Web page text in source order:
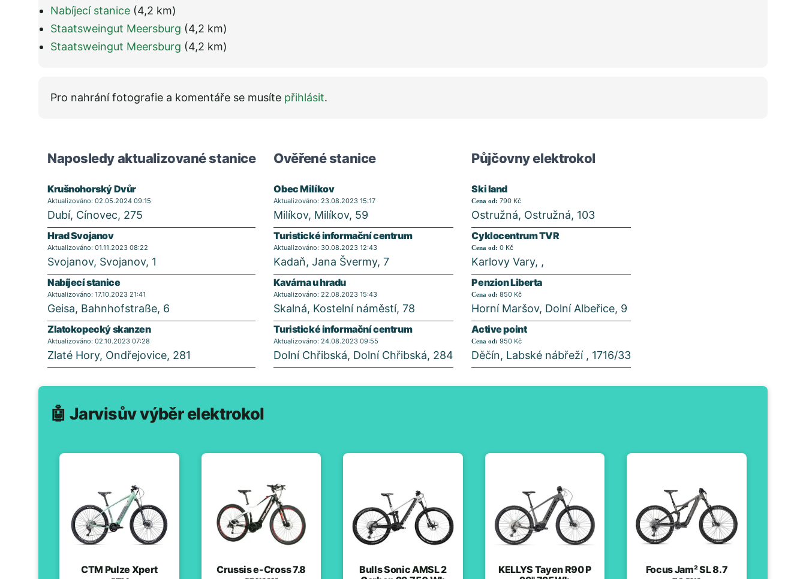
Nabíjecí stanice (4,2 km)
Staatsweingut Meersburg (4,2 km)
Staatsweingut Meersburg (4,2 km)
Pro nahrání fotografie a komentáře se musíte přihlásit.
Naposledy aktualizované stanice
Krušnohorský Dvůr
Aktualizováno: 02.05.2024 09:15
Dubí, Cínovec, 275
Hrad Svojanov
Aktualizováno: 01.11.2023 08:22
Svojanov, Svojanov, 1
Nabíjecí stanice
Aktualizováno: 17.10.2023 21:41
Geisa, Bahnhofstraße, 6
Zlatokopecký skanzen
Aktualizováno: 02.10.2023 07:28
Zlaté Hory, Ondřejovice, 281
Ověřené stanice
Obec Milíkov
Aktualizováno: 23.08.2023 15:17
Milíkov, Milíkov, 59
Turistické informační centrum
Aktualizováno: 30.08.2023 12:43
Kadaň, Jana Švermy, 7
Kavárna u hradu
Aktualizováno: 22.08.2023 15:43
Skalná, Kostelní náměstí, 78
Turistické informační centrum
Aktualizováno: 24.08.2023 09:55
Dolní Chřibská, Dolní Chřibská, 284
Půjčovny elektrokol
Ski land
Cena od: 790 Kč
Ostružná, Ostružná, 103
Cyklocentrum TVR
Cena od: 0 Kč
Karlovy Vary, ,
Penzion Liberta
Cena od: 850 Kč
Horní Maršov, Dolní Albeřice, 9
Active point
Cena od: 950 Kč
Děčín, Labské nábřeží , 1716/33
🤖 Jarvisův výběr elektrokol
CTM Pulze Xpert Crussis e-Cross 7.8
Bulls Sonic AMSL 2
KELLYS Tayen R90 P
Focus Jam² SL 8.7